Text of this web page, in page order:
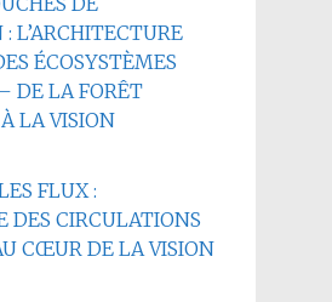
L’ARCHITECTURE
ÉCOSYSTÈMES
DE LA FORÊT
LA VISION
FLUX :
DES CIRCULATIONS
CŒUR DE LA VISION